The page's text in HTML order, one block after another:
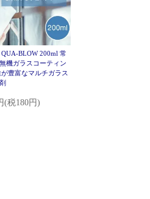
BLOW 200ml 常
機ガラスコーティン
豊富なマルチガラス
(税180円)